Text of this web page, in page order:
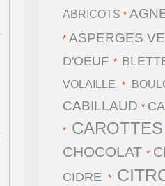
ABRICOTS *
*ASPERGES
D'OEUF *
VOLAILLE *
CABILLAUD *
* CAROTTES
CHOCOLAT *
CIDRE *